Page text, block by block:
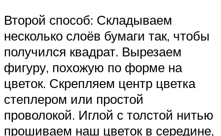
Второй способ: Складываем
несколько слоёв бумаги так, чтобы
получился квадрат. Вырезаем
фигуру, похожую по форме на
цветок. Скрепляем центр цветка
степлером или простой
проволокой. Иглой с толстой нитью
прошиваем наш цветок в середине,